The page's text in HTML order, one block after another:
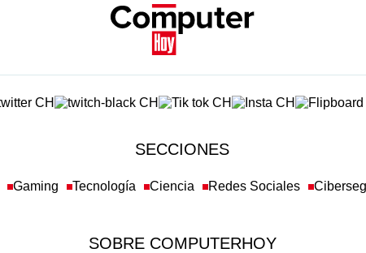
SECCIONES
Gaming Tecnología Ciencia Redes Sociales
SOBRE COMPUTERHOY